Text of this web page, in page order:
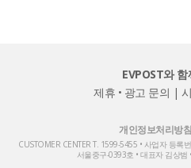
EVPOST와
제휴 • 광고 문의 |
개인정보처리방침
CUSTOMER CENTER T. 1599-5455 • 사업자 등
서울중구-0393호 • 대표자 김상